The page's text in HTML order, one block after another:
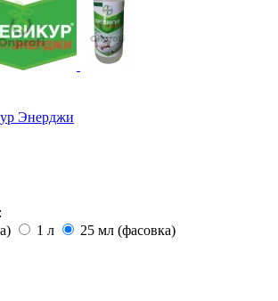
Энерджи
1 л 25 мл (фасовка)